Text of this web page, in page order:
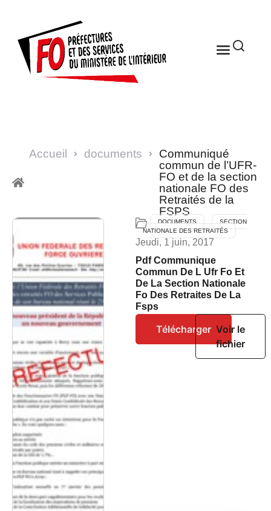
Accueil documents
Communiqué
commun de l’UFR-
FO et de la section
nationale FO des
Retraités de la
FSPS
DOCUMENTS
SECTION
NATIONALE DES RETRAITÉS
Jeudi, 1 juin, 2017
Pdf Communique
Commun De L Ufr Fo Et
De La Section Nationale
Fo Des Retraites De La
Fsps
Télécharger Voir le
fichier